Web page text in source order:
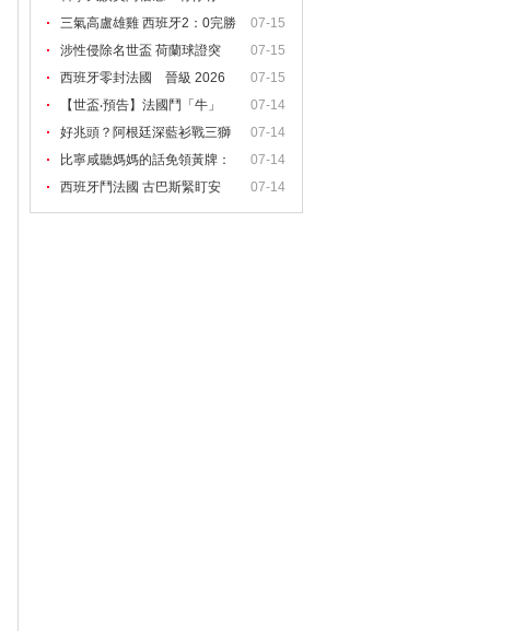
我！
07-15
三氣高盧雄雞 西班牙2：0完勝
07-15
涉性侵除名世盃 荷蘭球證突
07-15
西班牙零封法國 晉級 2026
07-14
【世盃‧預告】法國鬥「牛」
07-14
好兆頭？阿根廷深藍衫戰三獅
07-14
比寧咸聽媽媽的話免領黃牌：
她
07-14
西班牙鬥法國 古巴斯緊盯安